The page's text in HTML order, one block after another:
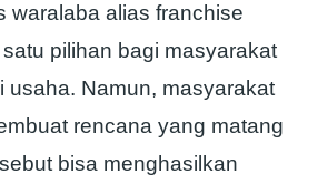
waralaba alias franchise
pilihan bagi masyarakat
usaha. Namun, masyarakat
rencana yang matang
bisa menghasilkan